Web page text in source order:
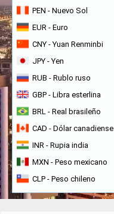
PEN - Nuevo Sol
EUR - Euro
CNY - Yuan Renminbi
JPY - Yen
RUB - Rublo ruso
GBP - Libra esterlina
BRL - Real brasileño
CAD - Dólar canadiense
INR - Rupia india
MXN - Peso mexicano
CLP - Peso chileno